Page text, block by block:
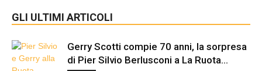
GLI ULTIMI ARTICOLI
Gerry Scotti compie 70 anni, la sorpresa
di Pier Silvio Berlusconi a La Ruota...